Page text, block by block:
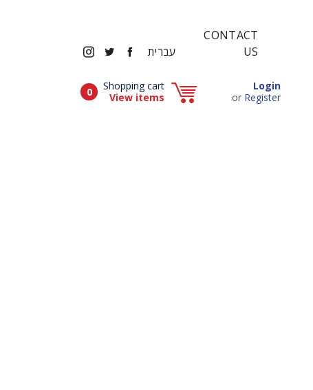
CONTACT
US
עברית FACEBOOK
TWITTER
INSTAGRAM
Login
Popup window (Can be closed by ESCAPE key)
or Register
Popup window (Can be closed by ESCAPE key)
Shopping cart
View items
0
Items in cart